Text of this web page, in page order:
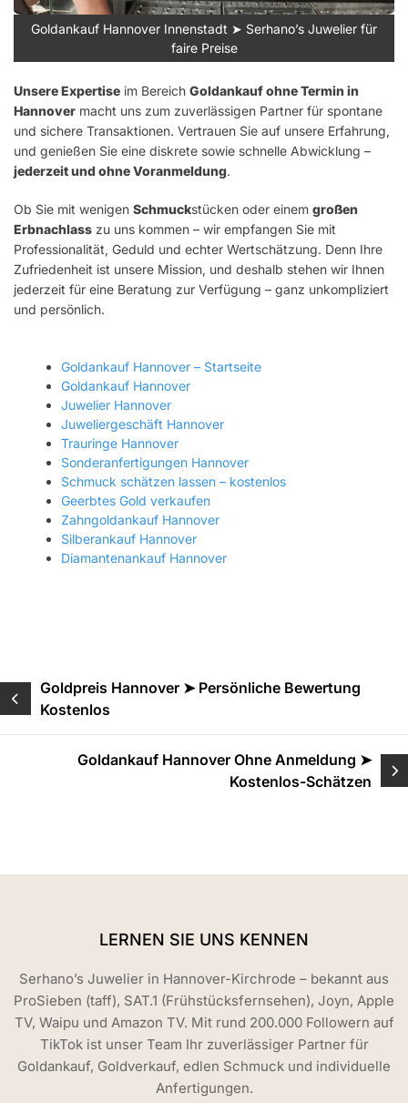
Goldankauf Hannover Innenstadt ➤ Serhano’s Juwelier für
faire Preise
Unsere Expertise im Bereich Goldankauf ohne Termin in
Hannover macht uns zum zuverlässigen Partner für spontane
und sichere Transaktionen. Vertrauen Sie auf unsere Erfahrung,
und genießen Sie eine diskrete sowie schnelle Abwicklung –
jederzeit und ohne Voranmeldung.
Ob Sie mit wenigen Schmuckstücken oder einem großen
Erbnachlass zu uns kommen – wir empfangen Sie mit
Professionalität, Geduld und echter Wertschätzung. Denn Ihre
Zufriedenheit ist unsere Mission, und deshalb stehen wir Ihnen
jederzeit für eine Beratung zur Verfügung – ganz unkompliziert
und persönlich.
Goldankauf Hannover – Startseite
Goldankauf Hannover
Juwelier Hannover
Juweliergeschäft Hannover
Trauringe Hannover
Sonderanfertigungen Hannover
Schmuck schätzen lassen – kostenlos
Geerbtes Gold verkaufen
Zahngoldankauf Hannover
Silberankauf Hannover
Diamantenankauf Hannover
Beitragsnavigation
Goldpreis Hannover ➤ Persönliche Bewertung
Kostenlos
Goldankauf Hannover Ohne Anmeldung ➤
Kostenlos-Schätzen
LERNEN SIE UNS KENNEN
Serhano’s Juwelier in Hannover-Kirchrode – bekannt aus
ProSieben (taff), SAT.1 (Frühstücksfernsehen), Joyn, Apple
TV, Waipu und Amazon TV. Mit rund 200.000 Followern auf
TikTok ist unser Team Ihr zuverlässiger Partner für
Goldankauf, Goldverkauf, edlen Schmuck und individuelle
Anfertigungen.